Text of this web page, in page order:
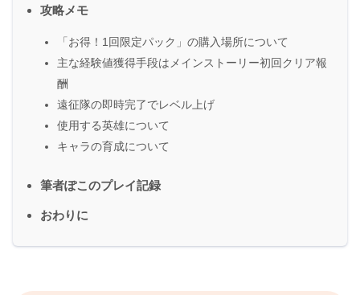
攻略メモ
「お得！1回限定パック」の購入場所について
主な経験値獲得手段はメインストーリー初回クリア報
酬
遠征隊の即時完了でレベル上げ
使用する英雄について
キャラの育成について
筆者ぽこのプレイ記録
おわりに